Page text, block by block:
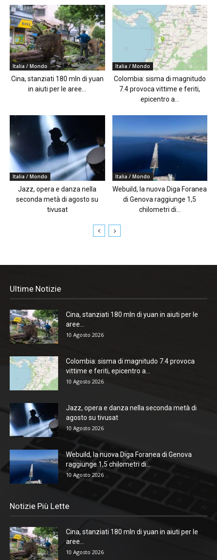
Italia / Mondo
Cina, stanziati 180 mln di yuan
in aiuti per le aree...
Italia / Mondo
Colombia: sisma di magnitudo
7.4 provoca vittime e feriti,
epicentro a...
Italia / Mondo
Jazz, opera e danza nella
seconda metà di agosto su
tivusat
Italia / Mondo
Webuild, la nuova Diga Foranea
di Genova raggiunge 1,5
chilometri di...
Ultime Notizie
Cina, stanziati 180 mln di yuan in aiuti per le
aree...
10 Agosto 2026
Colombia: sisma di magnitudo 7.4 provoca
vittime e feriti, epicentro a...
10 Agosto 2026
Jazz, opera e danza nella seconda metà di
agosto su tivusat
10 Agosto 2026
Webuild, la nuova Diga Foranea di Genova
raggiunge 1,5 chilometri di...
10 Agosto 2026
Notizie Più Lette
Cina, stanziati 180 mln di yuan in aiuti per le
aree...
10 Agosto 2026